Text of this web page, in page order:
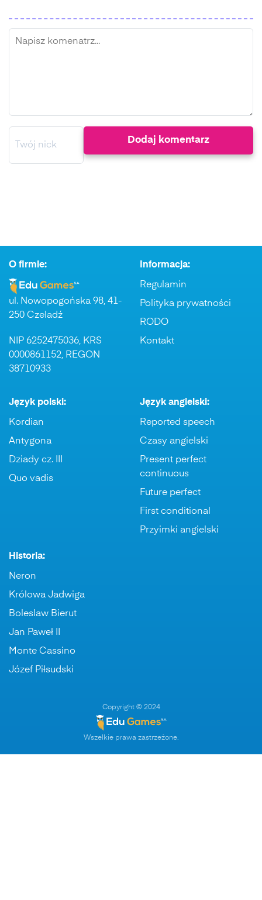
O firmie:
ul. Nowopogońska 98, 41-
250 Czeladź
NIP 6252475036, KRS
0000861152, REGON
38710933
Informacja:
Regulamin
Polityka prywatności
RODO
Kontakt
Język polski:
Kordian
Antygona
Dziady cz. III
Quo vadis
Język angielski:
Reported speech
Czasy angielski
Present perfect
continuous
Future perfect
First conditional
Przyimki angielski
Historia:
Neron
Królowa Jadwiga
Boleslaw Bierut
Jan Paweł II
Monte Cassino
Józef Piłsudski
Copyright © 2024
Wszelkie prawa zastrzeżone.